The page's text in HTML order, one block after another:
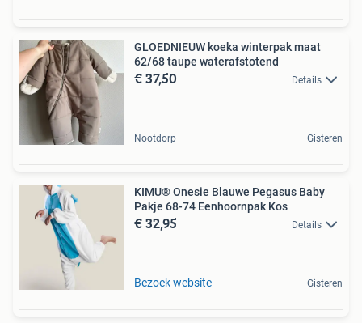
GLOEDNIEUW koeka winterpak maat
62/68 taupe waterafstotend
€ 37,50 Details
Nootdorp Gisteren
KIMU® Onesie Blauwe Pegasus Baby
Pakje 68-74 Eenhoornpak Kos
€ 32,95 Details
Bezoek website Gisteren